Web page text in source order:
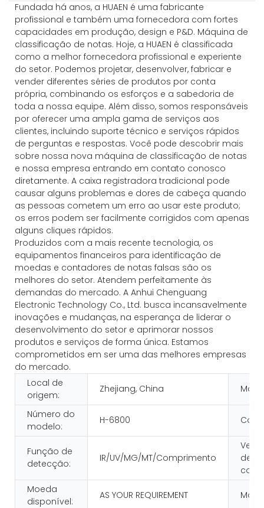
Fundada há anos, a HUAEN é uma fabricante
profissional e também uma fornecedora com fortes
capacidades em produção, design e P&D. Máquina de
classificação de notas. Hoje, a HUAEN é classificada
como a melhor fornecedora profissional e experiente
do setor. Podemos projetar, desenvolver, fabricar e
vender diferentes séries de produtos por conta
própria, combinando os esforços e a sabedoria de
toda a nossa equipe. Além disso, somos responsáveis
​​por oferecer uma ampla gama de serviços aos
clientes, incluindo suporte técnico e serviços rápidos
de perguntas e respostas. Você pode descobrir mais
sobre nossa nova máquina de classificação de notas
e nossa empresa entrando em contato conosco
diretamente. A caixa registradora tradicional pode
causar alguns problemas e dores de cabeça quando
as pessoas cometem um erro ao usar este produto;
os erros podem ser facilmente corrigidos com apenas
alguns cliques rápidos.
Produzidos com a mais recente tecnologia, os
equipamentos financeiros para identificação de
moedas e contadores de notas falsas são os
melhores do setor. Atendem perfeitamente às
demandas do mercado. A Anhui Chenguang
Electronic Technology Co., Ltd. busca incansavelmente
inovações e mudanças, na esperança de liderar o
desenvolvimento do setor e aprimorar nossos
produtos e serviços de forma única. Estamos
comprometidos em ser uma das melhores empresas
do mercado.
Local de
origem:
Zhejiang, China
Número do
modelo:
H-6800 Cor:
Função de
detecção:
IR/UV/MG/MT/Comprimento
de
Moeda
disponível:
AS YOUR REQUIREMENT